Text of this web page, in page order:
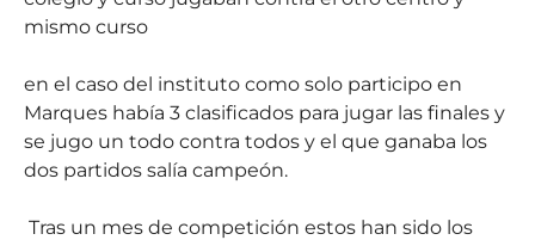
mismo curso
en el caso del instituto como solo participo en
Marques había 3 clasificados para jugar las finales y
se jugo un todo contra todos y el que ganaba los
dos partidos salía campeón.
Tras un mes de competición estos han sido los